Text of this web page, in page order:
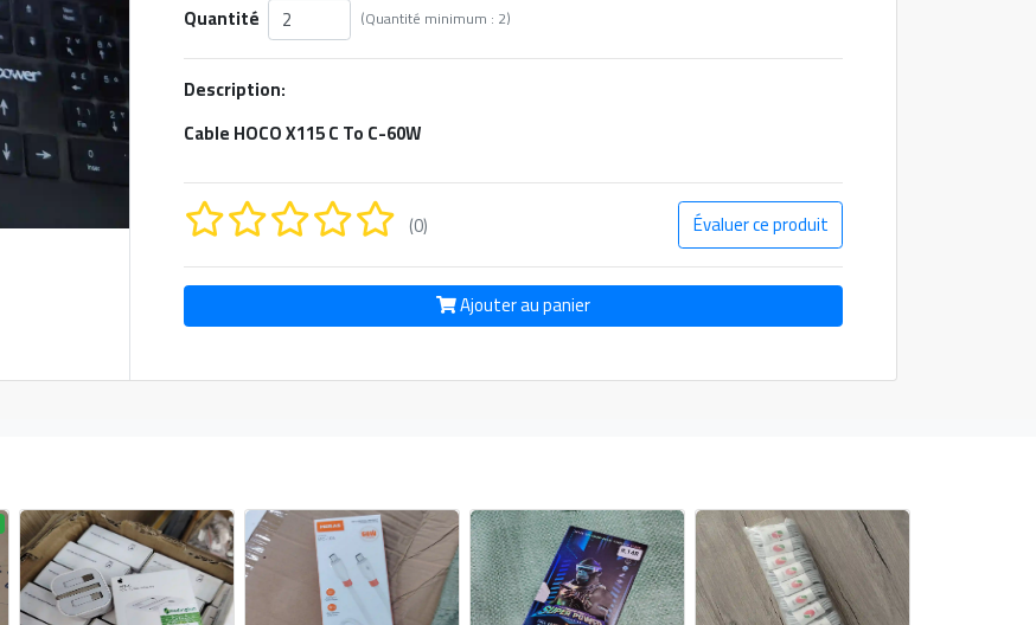
Quantité (Quantité minimum : 2)
Description:
Cable HOCO X115 C To C-60W
(0) Évaluer ce produit
Ajouter au panier